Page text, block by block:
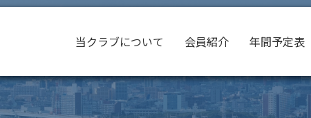
当クラブについて 会員紹介 年間予定表